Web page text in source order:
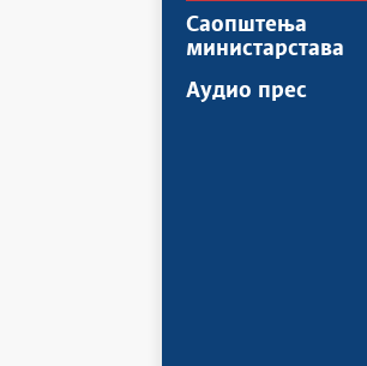
Саопштења
министарстава
Аудио прес